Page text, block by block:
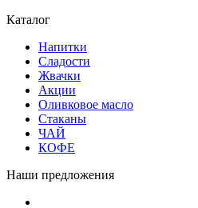
Каталог
Напитки
Сладости
Жвачки
Акции
Оливковое масло
Стаканы
ЧАЙ
КОФЕ
Наши предложения